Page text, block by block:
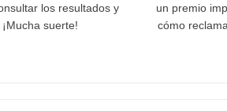
los resultados y
suerte!
un premio
cómo